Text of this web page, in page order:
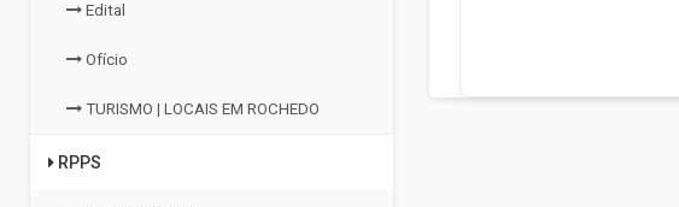
Edital
Ofício
TURISMO | LOCAIS EM ROCHEDO
RPPS